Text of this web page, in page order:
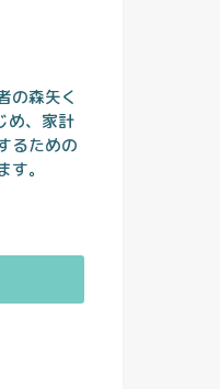
の森矢く
め、家計
るための
。